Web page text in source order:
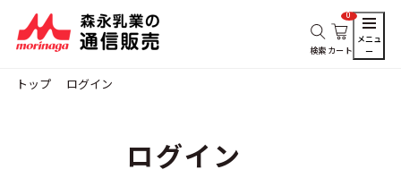
検索 カート
0
メニュ
ー
トップ ログイン
ログイン